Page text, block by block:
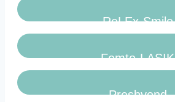
ReLEx-Smile
Femto-LASIK
Presbyond